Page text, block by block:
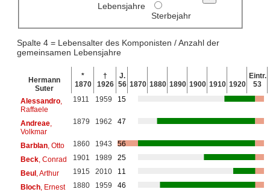
Lebensjahre
Sterbejahr
Spalte 4 = Lebensalter des Komponisten / Anzahl der
gemeinsamen Lebensjahre
Hermann
Suter
*
1870
†
1926
J.
56 1870 1880 1890 1900 1910 1920
Eintr.
53
Alessandro,
Raffaele
1911 1959 15
Andreae,
Volkmar
1879 1962 47
Barblan, Otto 1860 1943
56
Beck, Conrad 1901 1989
25
Beul, Arthur 1915 2010
11
Bloch, Ernest 1880 1959
46